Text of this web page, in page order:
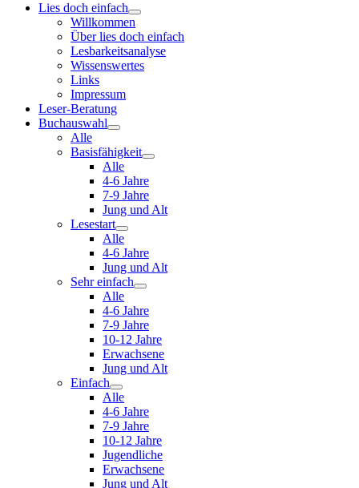
Lies doch einfach
Willkommen
Über lies doch einfach
Lesbarkeitsanalyse
Wissenswertes
Links
Impressum
Leser-Beratung
Buchauswahl
Alle
Basisfähigkeit
Alle
4-6 Jahre
7-9 Jahre
Jung und Alt
Lesestart
Alle
4-6 Jahre
Jung und Alt
Sehr einfach
Alle
4-6 Jahre
7-9 Jahre
10-12 Jahre
Erwachsene
Jung und Alt
Einfach
Alle
4-6 Jahre
7-9 Jahre
10-12 Jahre
Jugendliche
Erwachsene
Jung und Alt